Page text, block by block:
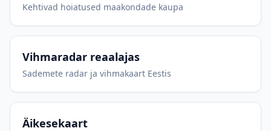
Kehtivad hoiatused maakondade kaupa
Vihmaradar reaalajas
Sademete radar ja vihmakaart Eestis
Äikesekaart